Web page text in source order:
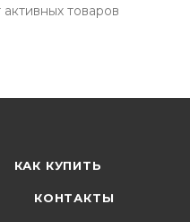
товаров
КАК КУПИТЬ
КОНТАКТЫ